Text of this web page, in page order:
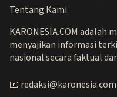
Tentang Kami
KARONESIA.COM adalah
menyajikan informasi
nasional secara faktual
📧 redaksi@karonesia.com